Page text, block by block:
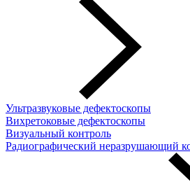
Ультразвуковые дефектоскопы
Вихретоковые дефектоскопы
Визуальный контроль
Радиографический неразрушающий